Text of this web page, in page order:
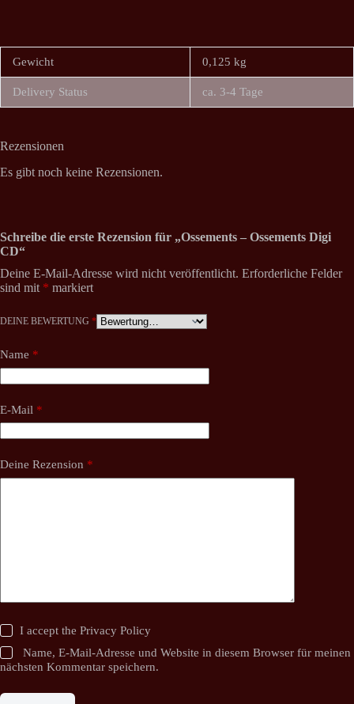
Gewicht 0,125 kg
Delivery Status ca. 3-4 Tage
Rezensionen
Es gibt noch keine Rezensionen.
Schreibe die erste Rezension für „Ossements – Ossements Digi
CD“
Deine E-Mail-Adresse wird nicht veröffentlicht. Erforderliche Felder
sind mit * markiert
DEINE BEWERTUNG *
Name *
E-Mail *
Deine Rezension *
I accept thePrivacy Policy
Name, E-Mail-Adresse und Website in diesem Browser für meinen
nächsten Kommentar speichern.